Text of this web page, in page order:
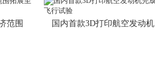
范围 国内首款3D打印航空发动机